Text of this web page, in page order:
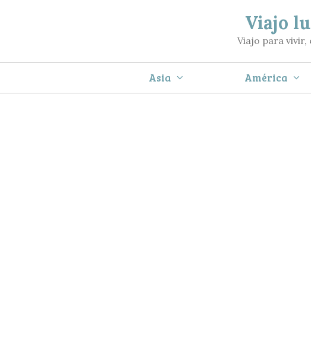
Viajo
Viajo para
Asia América